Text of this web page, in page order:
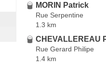
MORIN Patrick
Rue Serpentine
1.3 km
CHEVALLEREAU
Rue Gerard Philipe
1.4 km